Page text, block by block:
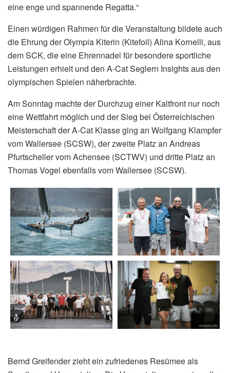
eine enge und spannende Regatta.“
Einen würdigen Rahmen für die Veranstaltung bildete auch
die Ehrung der Olympia Kiterin (Kitefoil) Alina Kornelli, aus
dem SCK, die eine Ehrennadel für besondere sportliche
Leistungen erhielt und den A-Cat Seglern Insights aus den
olympischen Spielen näherbrachte.
Am Sonntag machte der Durchzug einer Kaltfront nur noch
eine Wettfahrt möglich und der Sieg bei Österreichischen
Meisterschaft der A-Cat Klasse ging an Wolfgang Klampfer
vom Wallersee (SCSW), der zweite Platz an Andreas
Pfurtscheller vom Achensee (SCTWV) und dritte Platz an
Thomas Vogel ebenfalls vom Wallersee (SCSW).
Bernd Greifender zieht ein zufriedenes Resümee als